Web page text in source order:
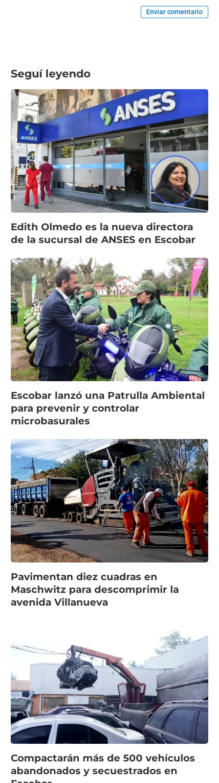
Enviar comentario
Seguí leyendo
Edith Olmedo es la nueva directora
de la sucursal de ANSES en Escobar
Escobar lanzó una Patrulla Ambiental
para prevenir y controlar
microbasurales
Pavimentan diez cuadras en
Maschwitz para descomprimir la
avenida Villanueva
Compactarán más de 500 vehículos
abandonados y secuestrados en